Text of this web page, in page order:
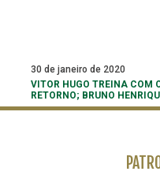
30 de janeiro de 2020
VITOR HUGO TREINA COM
RETORNO; BRUNO